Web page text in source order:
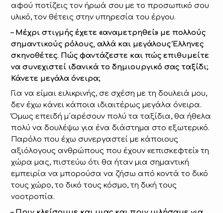
αφού ποτίζεις τον ήρωά σου με το προσωπικό σου
υλικό, τον θέτεις στην υπηρεσία του έργου.
– Μέχρι στιγμής έχετε «αναμετρηθεί» με πολλούς
σημαντικούς ρόλους, αλλά και μεγάλους Έλληνες
σκηνοθέτες. Πώς φαντάζεστε και πώς επιθυμείτε
να συνεχιστεί ιδανικά το δημιουργικό σας ταξίδι;
Κάνετε μεγάλα όνειρα;
Για να είμαι ειλικρινής, σε σχέση με τη δουλειά μου,
δεν έχω κάνει κάποια ιδιαιτέρως μεγάλα όνειρα.
Όμως επειδή μ´αρέσουν πολύ τα ταξίδια, θα ήθελα
πολύ να δουλέψω για ένα διάστημα στο εξωτερικό.
Παρόλο που έχω συνεργαστεί με κάποιους
αξιόλογους ανθρώπους που έχουν «επισκεφτεί» τη
χώρα μας, πιστεύω ότι θα ήταν μια σημαντική
εμπειρία να μπορούσα να ζήσω από κοντά το δικό
τους χώρο, το δικό τους κόσμο, τη δική τους
νοοτροπία.